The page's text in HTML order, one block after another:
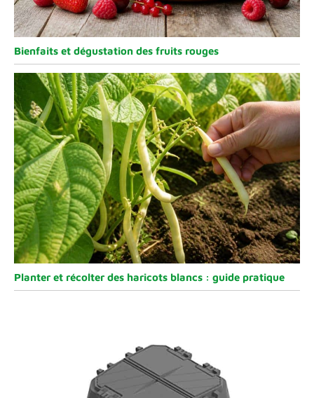
Bienfaits et dégustation des fruits rouges
Planter et récolter des haricots blancs : guide pratique